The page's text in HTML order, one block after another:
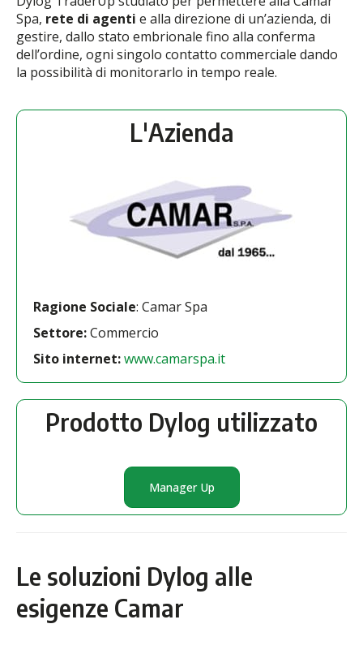
Spa, rete di agenti e alla direzione di un’azienda, di
gestire, dallo stato embrionale fino alla conferma
dell’ordine, ogni singolo contatto commerciale dando
la possibilità di monitorarlo in tempo reale.
L'Azienda
Ragione Sociale: Camar Spa
Settore:Commercio
Sito internet:www.camarspa.it
Prodotto Dylog utilizzato
Manager Up
Le soluzioni Dylog alle
esigenze Camar